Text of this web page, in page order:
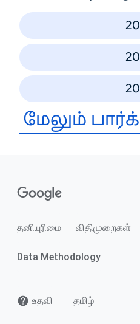
மேலும்
தனியுரிமை விதிமுறைகள்
Data Methodology
உதவி